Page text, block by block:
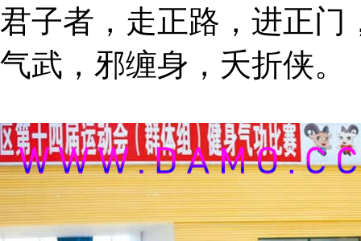
君子者，走正路，进正门
气武，邪缠身，夭折侠。